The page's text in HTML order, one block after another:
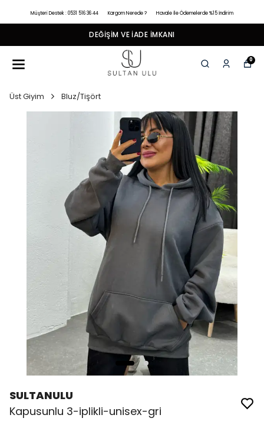
Müşteri Destek : 0531 516 36 44 Kargom Nerede ? Havale İle Ödemelerde %15 İndirim
DEĞIŞIM VE İADE İMKANI
0
Üst Giyim Bluz/Tişört
SULTANULU
Kapusunlu 3-iplikli-unisex-gri